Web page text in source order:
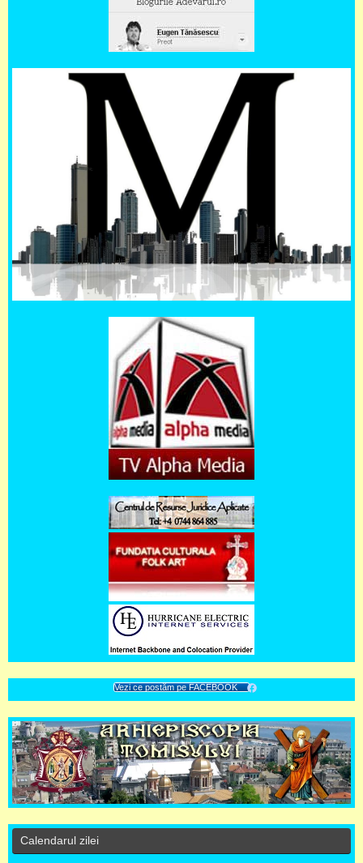
Vezi ce postăm pe FACEBOOK
Calendarul zilei